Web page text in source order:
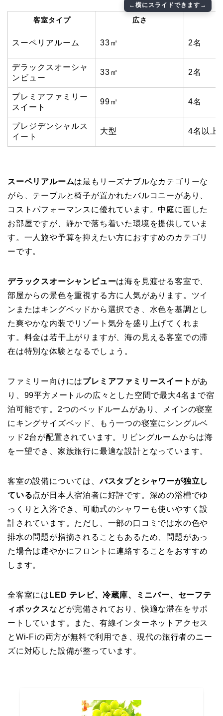
客室タイプ 広さ
スーペリアルーム 33㎡ 2名
デラックスオーシャ
ンビュー
33㎡ 2名
プレミアファミリー
スイート
99㎡ 4名
プレジデンシャルス
イート
大型 4名以上
スーペリアルームは最もリーズナブルなカテゴリーな
がら、テーブルと椅子が置かれたバルコニーがあり、
コストパフォーマンスに優れています。中庭に面した
お部屋ですが、静かで落ち着いた環境を提供していま
す。一人旅や予算を抑えたい方におすすめのカテゴリ
ーです。
デラックスオーシャンビューは海を見渡せる客室で、
部屋からの景色を重視する方に人気があります。ツイ
ンまたはキングベッドから選択でき、水色を基調とし
た爽やかな内装でリゾート気分を盛り上げてくれま
す。料金は若干上がりますが、海の見える客室での滞
在は特別な体験となるでしょう。
ファミリー向けにはプレミアファミリースイート があ
り、99平方メートルの広々とした空間で最大4名まで宿
泊可能です。2つのベッドルームがあり、メインの寝室
にキングサイズベッド、もう一つの寝室にシングルベ
ッド2台が配置されています。リビングルームからは海
を一望でき、家族旅行に最適な設計となっています。
客室の設備については、バスタブとシャワーが独立し
ている点が日本人宿泊者に好評です。深めの浴槽でゆ
っくりと入浴でき、可動式のシャワーも使いやすく設
計されています。ただし、一部の口コミでは水の色や
排水の問題が指摘されることもあるため、問題があっ
た場合は速やかにフロントに連絡することをおすすめ
します。
全客室には LED テレビ、冷蔵庫、ミニバー、セーフテ
ィボックスなどが完備されており、快適な滞在をサポ
ートしています。また、有線インターネットアクセス
とWi-Fiの両方が無料で利用でき、現代の旅行者のニー
ズに対応した設備が整っています。